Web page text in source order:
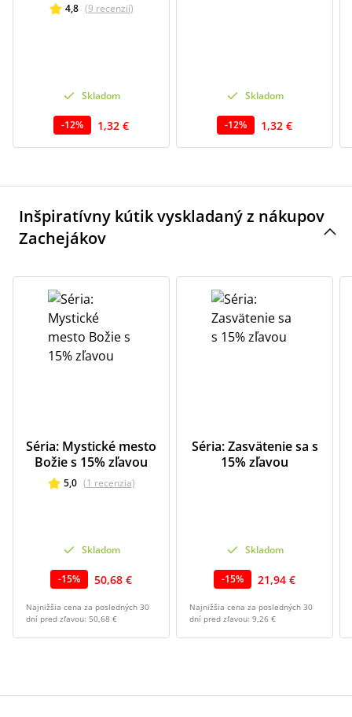
4,8 (9 recenzií)
Skladom
-12% 1,32 €
Skladom
-12% 1,32 €
Inšpiratívny kútik vyskladaný z nákupov
Zachejákov
Séria: Mystické mesto
Božie s 15% zľavou
5,0 (1 recenzia)
Skladom
-15% 50,68 €
Najnižšia cena za posledných 30
dní pred zľavou: 50,68 €
Séria: Zasvätenie sa s
15% zľavou
Skladom
-15% 21,94 €
Najnižšia cena za posledných 30
dní pred zľavou: 9,26 €